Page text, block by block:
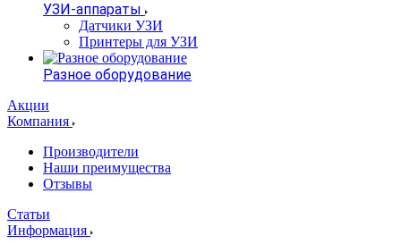
УЗИ-аппараты
Датчики УЗИ
Принтеры для УЗИ
Разное оборудование
Акции
Компания
Производители
Наши преимущества
Отзывы
Статьи
Информация